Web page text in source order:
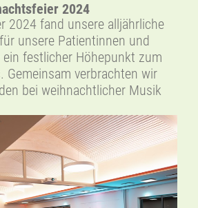
2024
2024 fand unsere alljährliche
unsere Patientinnen und
festlicher Höhepunkt zum
Gemeinsam verbrachten wir
bei weihnachtlicher Musik